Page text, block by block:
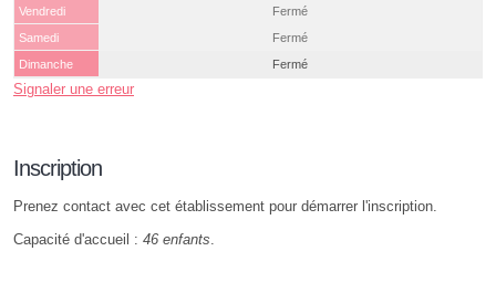
Vendredi
Fermé
Samedi
Fermé
Dimanche
Fermé
Signaler une erreur
Inscription
Prenez contact avec cet établissement pour démarrer l'inscription.
Capacité d'accueil : 46 enfants